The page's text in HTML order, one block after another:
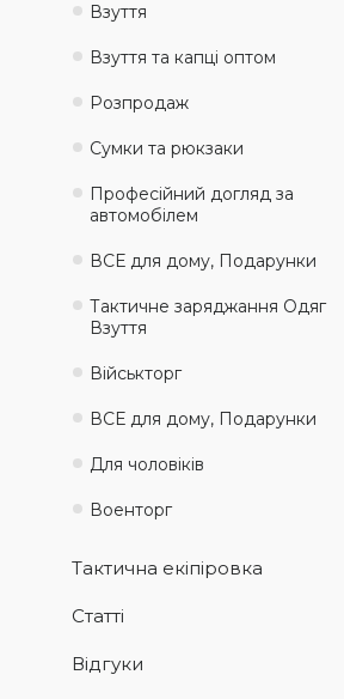
Взуття
Взуття та капці оптом
Розпродаж
Сумки та рюкзаки
Професійний догляд за
автомобілем
ВСЕ для дому, Подарунки
Тактичне заряджання Одяг
Взуття
Військторг
ВСЕ для дому, Подарунки
Для чоловіків
Военторг
Тактична екіпіровка
Статті
Відгуки